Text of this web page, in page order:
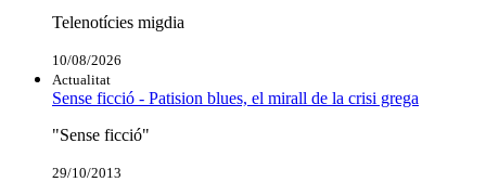
Telenotícies migdia
10/08/2026
Actualitat
Sense ficció - Patision blues, el mirall de la crisi grega
"Sense ficció"
29/10/2013